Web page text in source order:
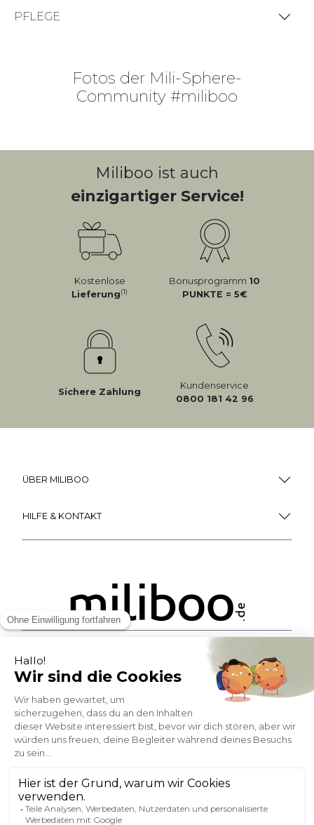
PFLEGE
Fotos der Mili-Sphere-
Community #miliboo
MEHR ANZEIGEN
Miliboo ist auch
Bonusprogramm
PUNKTE = 5